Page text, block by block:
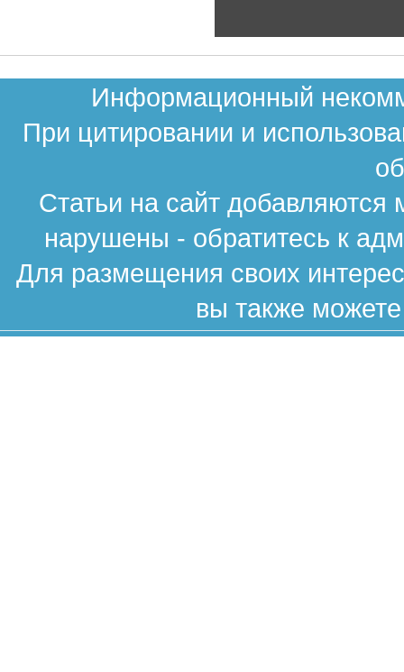
Информационный
При цитировании и
Статьи на сайт
нарушены - обратитесь к
Для размещения своих
вы также